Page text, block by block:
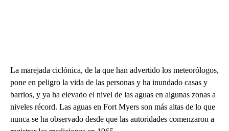
La marejada ciclónica, de la que han advertido los meteorólogos,
pone en peligro la vida de las personas y ha inundado casas y
barrios, y ya ha elevado el nivel de las aguas en algunas zonas a
niveles récord. Las aguas en Fort Myers son más altas de lo que
nunca se ha observado desde que las autoridades comenzaron a